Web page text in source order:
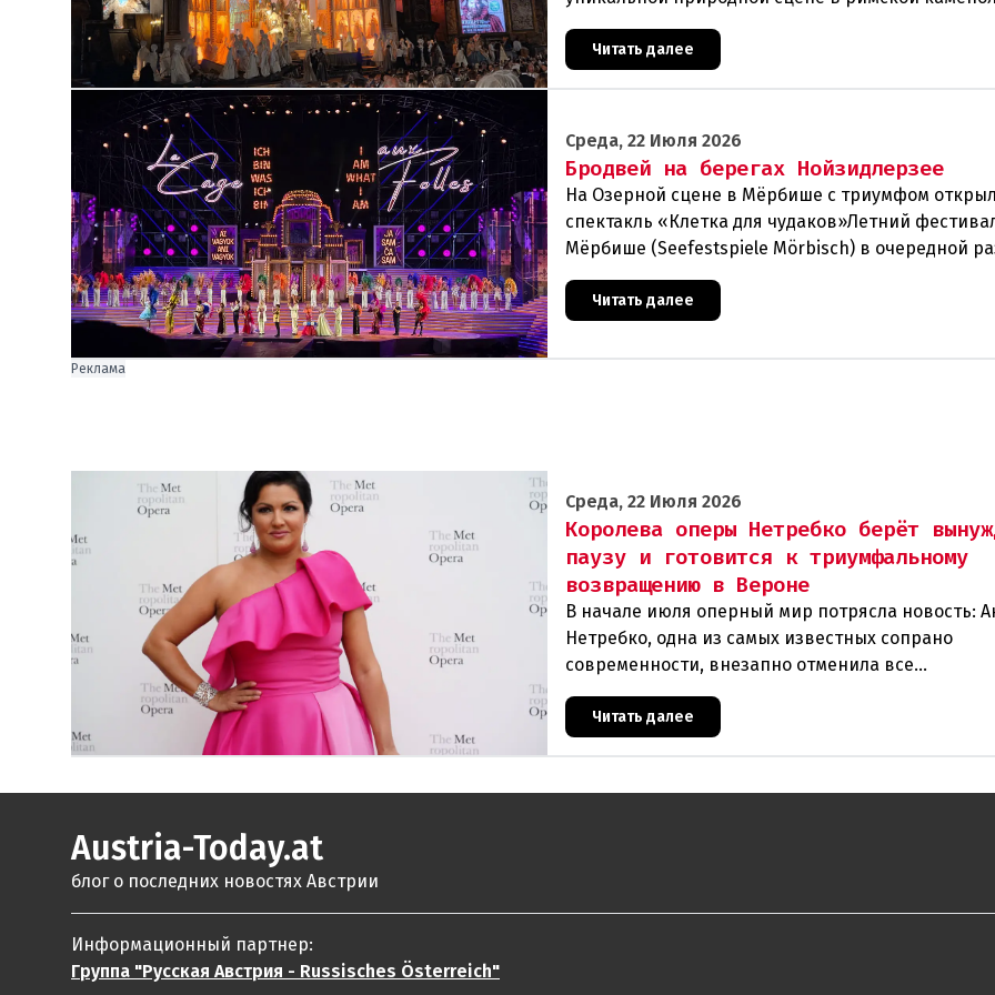
Санкт-Маргаретен (St. Margarethen) прошла
Читать далее
Среда, 22 Июля 2026
Бродвей на берегах Нойзидлерзее
На Озерной сцене в Мёрбише с триумфом
спектакль «Клетка для чудаков»Летний
Мёрбише (Seefestspiele Mörbisch) в очередной
прогрессивной
Читать далее
Реклама
Среда, 22 Июля 2026
Королева оперы Нетребко берёт
паузу и готовится к триумфальному
возвращению в Вероне
В начале июля оперный мир потрясла новость:
Нетребко, одна из самых известных сопрано
современности, внезапно отменила все
запланированные выступления. Причиной стала
физическая и вокальная истощ
Читать далее
Austria-Today.at
блог о последних новостях Австрии
Информационный партнер:
Группа "Русская Австрия - Russisches Österreich"